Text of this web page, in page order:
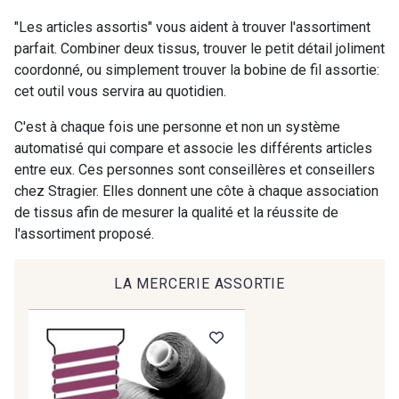
9612 - Gris beige 9992 - Gris Vetiver
9853 - Gris Fusil 9390 - Gris Mercure
9491 - Gris Silex 9685 - Graphite
9824 - Gris Gargouille
"Les articles assortis" vous aident à trouver l'assortiment
parfait. Combiner deux tissus, trouver le petit détail joliment
coordonné, ou simplement trouver la bobine de fil assortie:
cet outil vous servira au quotidien.
C'est à chaque fois une personne et non un système
automatisé qui compare et associe les différents articles
entre eux. Ces personnes sont conseillères et conseillers
chez Stragier. Elles donnent une côte à chaque association
de tissus afin de mesurer la qualité et la réussite de
l'assortiment proposé.
LA MERCERIE ASSORTIE